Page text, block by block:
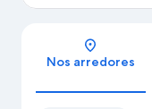
Nos arredores